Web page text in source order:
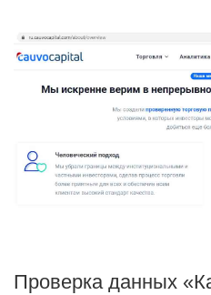
Проверка данных